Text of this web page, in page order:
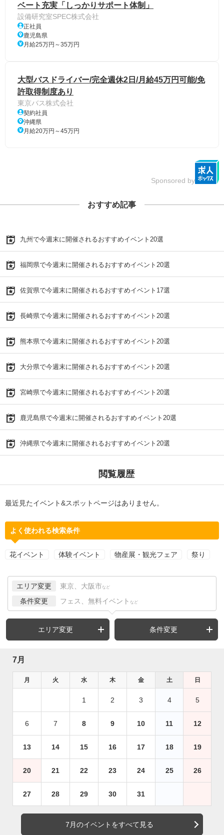
ベート充実「しっかりサポート体制」
設備研究室SPEC株式会社
正社員
鹿児島県
月給25万円～35万円
大型バスドライバー/完全週休2日/月給45万円可能/免
許取得制度あり
東京バス株式会社
契約社員
沖縄県
月給20万円～45万円
Sponsored by
おすすめ記事
九州で今週末に開催されるおすすめイベント20選
福岡県で今週末に開催されるおすすめイベント20選
佐賀県で今週末に開催されるおすすめイベント17選
長崎県で今週末に開催されるおすすめイベント20選
熊本県で今週末に開催されるおすすめイベント20選
大分県で今週末に開催されるおすすめイベント20選
宮崎県で今週末に開催されるおすすめイベント20選
鹿児島県で今週末に開催されるおすすめイベント20選
沖縄県で今週末に開催されるおすすめイベント20選
閲覧履歴
最近見たイベント&スポットページはありません。
よく使われる検索条件
花イベント 体験イベント 物産展・観光フェア 祭り
エリア変更 東京、大阪市 など
条件変更 フェス、無料イベント など
エリア変更 条件変更
7月
月 火 水 木 金 土 日
1 2 3 4 5
6 7 8 9 10 11 12
13 14 15 16 17 18 19
20 21 22 23 24 25 26
27 28 29 30 31
7月のイベントをすべて見る